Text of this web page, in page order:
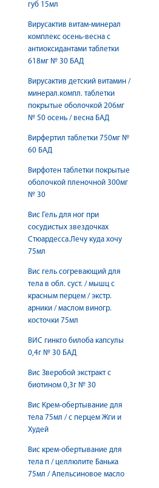
губ 15мл
Вирусактив витам-минерал
комплекс осень-весна с
антиоксидантами таблетки
618мг № 30 БАД
Вирусактив детский витамин /
минерал.компл. таблетки
покрытые оболочкой 206мг
№ 50 осень / весна БАД
Вирфертил таблетки 750мг №
60 БАД
Вирфотен таблетки покрытые
оболочкой пленочной 300мг
№ 30
Вис Гель для ног при
сосудистых звездочках
Стюардесса.Лечу куда хочу
75мл
Вис гель согревающий для
тела в обл. суст. / мышц с
красным перцем / экстр.
арники / маслом виногр.
косточки 75мл
ВИС гинкго билоба капсулы
0,4г № 30 БАД
Вис Зверобой экстракт с
биотином 0,3г № 30
Вис Крем-обертывание для
тела 75мл / с перцем Жги и
Худей
Вис крем-обертывание для
тела п / целлюлите Банька
75мл / Апельсиновое масло